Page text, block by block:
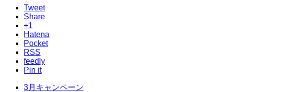
Tweet
Share
+1
Hatena
Pocket
RSS
feedly
Pin it
3月キャンペーン